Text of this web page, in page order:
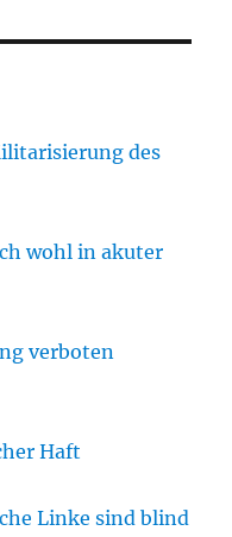
des
wohl in akuter
verboten
Haft
Linke sind blind